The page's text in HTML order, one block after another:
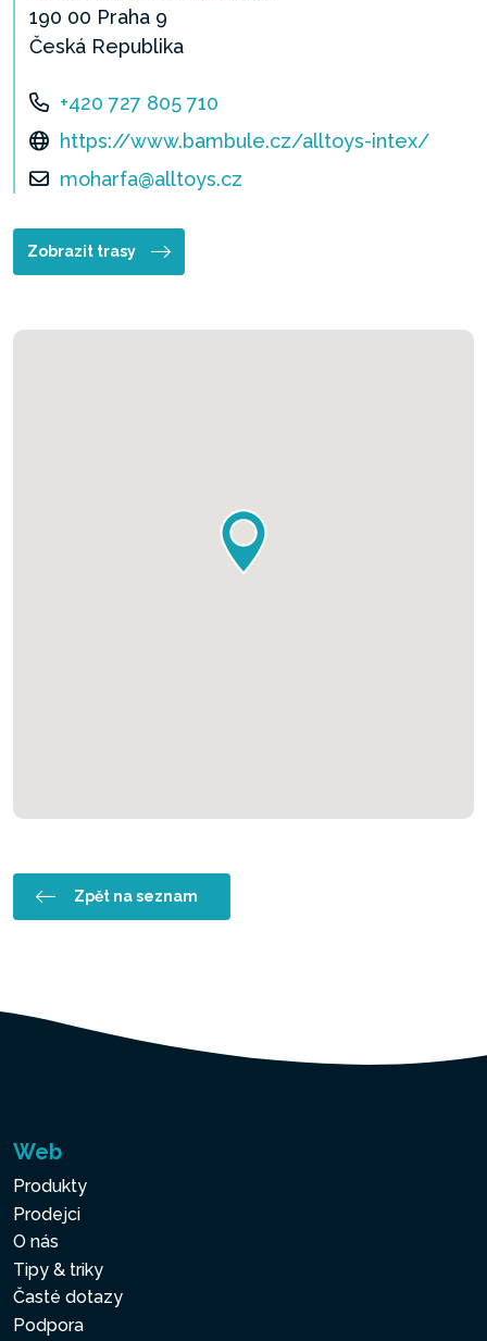
190 00 Praha 9
Česká Republika
+420 727 805 710
https://www.bambule.cz/alltoys-intex/
moharfa@alltoys.cz
Zobrazit trasy
Zpět na seznam
Web
Produkty
Prodejci
O nás
Tipy & triky
Časté dotazy
Podpora